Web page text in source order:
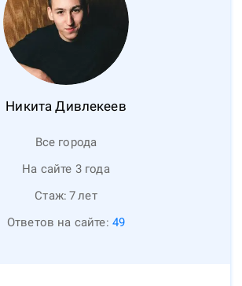
Никита Дивлекеев
Все города
На сайте 3 года
Стаж: 7лет
Ответов на сайте: 49